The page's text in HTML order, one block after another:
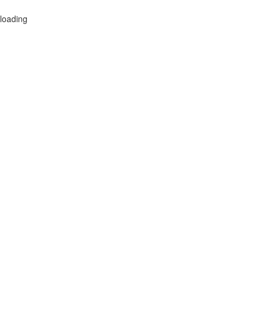
loading